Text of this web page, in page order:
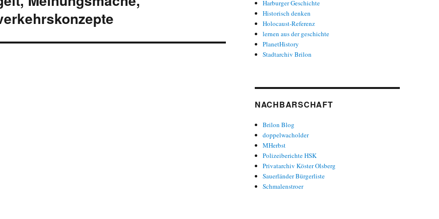
Harburger Geschichte
Historisch denken
Holocaust-Referenz
lernen aus der geschichte
PlanetHistory
Stadtarchiv Brilon
NACHBARSCHAFT
Brilon Blog
doppelwacholder
MHerbst
Polizeiberichte HSK
Privatarchiv Köster Olsberg
Sauerländer Bürgerliste
Schmalenstroer